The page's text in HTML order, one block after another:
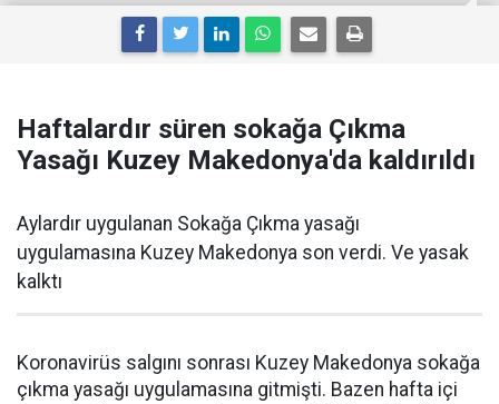
Haftalardır süren sokağa Çıkma
Yasağı Kuzey Makedonya'da kaldırıldı
Aylardır uygulanan Sokağa Çıkma yasağı
uygulamasına Kuzey Makedonya son verdi. Ve yasak
kalktı
Koronavirüs salgını sonrası Kuzey Makedonya sokağa
çıkma yasağı uygulamasına gitmişti. Bazen hafta içi